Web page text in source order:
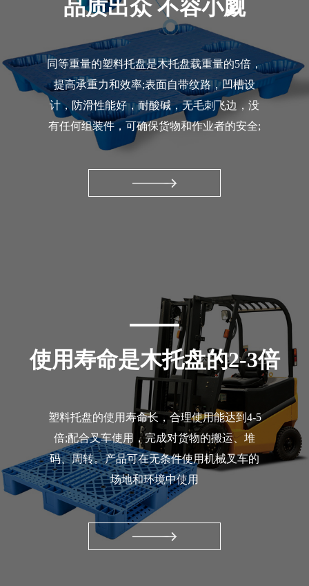
品质出众 不容小觑
同等重量的塑料托盘是木托盘载重量的5倍，
提高承重力和效率;表面自带纹路，凹槽设
计，防滑性能好，耐酸碱，无毛刺飞边，没
有任何组装件，可确保货物和作业者的安全;
使用寿命是木托盘的2-3倍
塑料托盘的使用寿命长，合理使用能达到4-5
倍;配合叉车使用，完成对货物的搬运、堆
码、周转。产品可在无条件使用机械叉车的
场地和环境中使用